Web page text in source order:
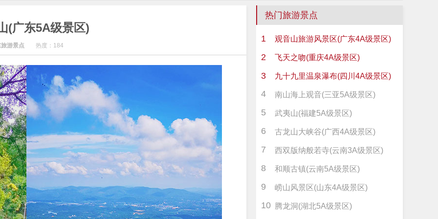
(广东5A级景区)
游景点 热度： 184
热门旅游景点
1 观音山旅游风景区(广东4A级景区)
2 飞天之吻(重庆4A级景区)
3 九十九里温泉瀑布(四川4A级景区)
4 南山海上观音(三亚5A级景区)
5 武夷山(福建5A级景区)
6 古龙山大峡谷(广西4A级景区)
7 西双版纳般若寺(云南3A级景区)
8 和顺古镇(云南5A级景区)
9 崂山风景区(山东4A级景区)
10 腾龙洞(湖北5A级景区)